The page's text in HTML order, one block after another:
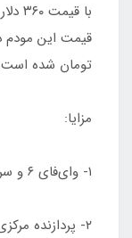
تومان شده
مزایا:
۱- وای‌فای ۶ و سرعت خوب وای فای روی باند ۵ گیگاهرتز
۲- پردازنده مرکزی کوالکام اسنپدراگون X55